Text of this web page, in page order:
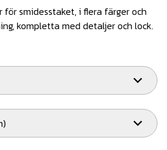
för smidesstaket, i flera färger och
kompletta med detaljer och lock.